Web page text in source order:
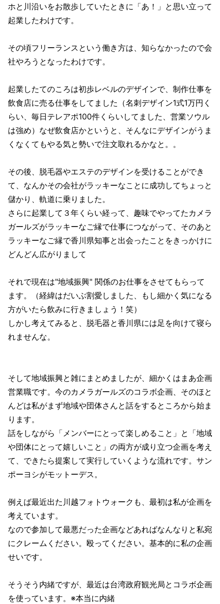
ホと川沿いをお散歩していたときに「あ！」と思い立って
起業したわけです。
その頃フリーランスという働き方は、知らなかったので会
社やろうとなったわけです。
起業したてのころは初歩レベルのデザインで、制作仕事を
飲食店に売る仕事をしてました（名刺デザイン1式1万円く
らい、毎日テレアポ100件くらいしてました、営業ソウル
は強め）なぜ飲食店かというと、そんなにデザインがうま
くなくてもやる気と勢いで注文取れるかなと。。
その後、脱毛器やエステのデザインを受けることができ
て、なんかその会社がラッキーなことに成功してちょっと
儲かり、軌道に乗りました。
さらに起業して３年くらい経って、趣味でやってたカメラ
ガールズがラッキーなご縁で仕事につながって、そのあと
ラッキーなご縁で香川県知事と出会ったことをきっかけに
どんどん広がりまして
それで現在は"地域振興" 関係のお仕事をさせてもらって
ます。（経緯はだいぶ割愛しました、もし細かく気になる
方がいたら飲みに行きましょう！笑）
しかし考えてみると、脱毛器と香川県には足を向けて寝ら
れませんな。
そして地域振興と雑にまとめましたが、細かくはまあ企画
営業職です。今のカメラガールズのコラボ企画、そのほと
んどは私がまず地域や団体さんと話をするところから始ま
ります。
話をしながら「メンバーにとって楽しめること」と「地域
や団体にとって嬉しいこと」の両方が成り立つ企画を考え
て、できたら提案して実行していくような流れです。サン
ポーヨシがモットーデス。
例えば最近出た川越フォトウォークも、最初は私が企画を
考えています。
なので参加して最悪だった企画などあればなんなりと私宛
にクレームください。殴ってください。基本的に私の企画
せいです。
そうそう内緒ですが、最近は台湾政府観光局とコラボ企画
を使っています。※本当に内緒